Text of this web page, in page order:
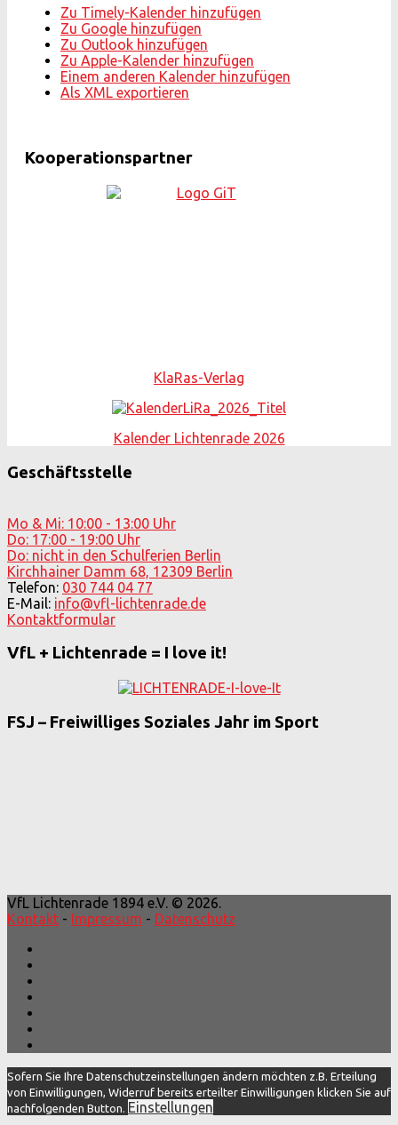
Zu Timely-Kalender hinzufügen
Zu Google hinzufügen
Zu Outlook hinzufügen
Zu Apple-Kalender hinzufügen
Einem anderen Kalender hinzufügen
Als XML exportieren
Kooperationspartner
KlaRas-Verlag
Kalender Lichtenrade 2026
Geschäftsstelle
Mo & Mi: 10:00 - 13:00 Uhr
Do: 17:00 - 19:00 Uhr
Do: nicht in den Schulferien Berlin
Kirchhainer Damm 68, 12309 Berlin
Telefon: 030 744 04 77
E-Mail: info@vfl-lichtenrade.de
Kontaktformular
VfL + Lichtenrade = I love it!
FSJ – Freiwilliges Soziales Jahr im Sport
VfL Lichtenrade 1894 e.V. © 2026.
Kontakt - Impressum - Datenschutz
Sofern Sie Ihre Datenschutzeinstellungen ändern möchten z.B. Erteilung
von Einwilligungen, Widerruf bereits erteilter Einwilligungen klicken Sie auf
nachfolgenden Button. Einstellungen